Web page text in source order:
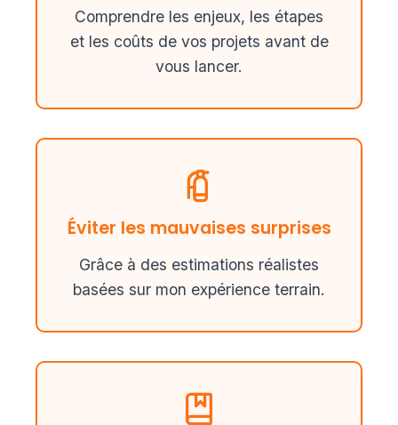
Comprendre les enjeux, les étapes
et les coûts de vos projets avant de
vous lancer.
Éviter les mauvaises surprises
Grâce à des estimations réalistes
basées sur mon expérience terrain.